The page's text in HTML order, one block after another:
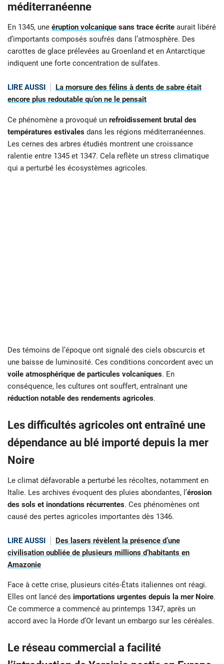
méditerranéenne
En 1345, une éruption volcanique sans trace écrite aurait libéré
d’importants composés soufrés dans l’atmosphère. Des
carottes de glace prélevées au Groenland et en Antarctique
indiquent une forte concentration de sulfates.
LIRE AUSSI
La morsure des félins à dents de sabre était
encore plus redoutable qu’on ne le pensait
Ce phénomène a provoqué un refroidissement brutal des
températures estivales dans les régions méditerranéennes.
Les cernes des arbres étudiés montrent une croissance
ralentie entre 1345 et 1347. Cela reflète un stress climatique
qui a perturbé les écosystèmes agricoles.
Des témoins de l’époque ont signalé des ciels obscurcis et
une baisse de luminosité. Ces conditions concordent avec un
voile atmosphérique de particules volcaniques. En
conséquence, les cultures ont souffert, entraînant une
réduction notable des rendements agricoles.
Les difficultés agricoles ont entraîné une
dépendance au blé importé depuis la mer
Noire
Le climat défavorable a perturbé les récoltes, notamment en
Italie. Les archives évoquent des pluies abondantes, l’érosion
des sols et inondations récurrentes. Ces phénomènes ont
causé des pertes agricoles importantes dès 1346.
LIRE AUSSI
Des lasers révèlent la présence d’une
civilisation oubliée de plusieurs millions d’habitants en
Amazonie
Face à cette crise, plusieurs cités-États italiennes ont réagi.
Elles ont lancé des importations urgentes depuis la mer Noire.
Ce commerce a commencé au printemps 1347, après un
accord avec la Horde d’Or levant un embargo sur les céréales.
Le réseau commercial a facilité